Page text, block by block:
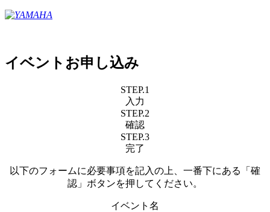
イベントお申し込み
STEP.1
入力
STEP.2
確認
STEP.3
完了
以下のフォームに必要事項を記入の上、一番下にある「確
認」ボタンを押してください。
イベント名